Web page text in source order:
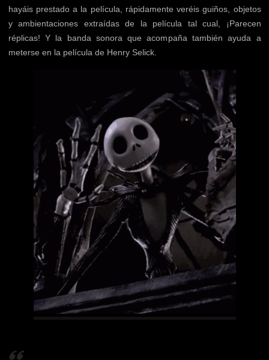
hayáis prestado a la película, rápidamente veréis guiños, objetos
y ambientaciones extraídas de la película tal cual, ¡Parecen
réplicas! Y la banda sonora que acompaña también ayuda a
meterse en la película de Henry Selick.